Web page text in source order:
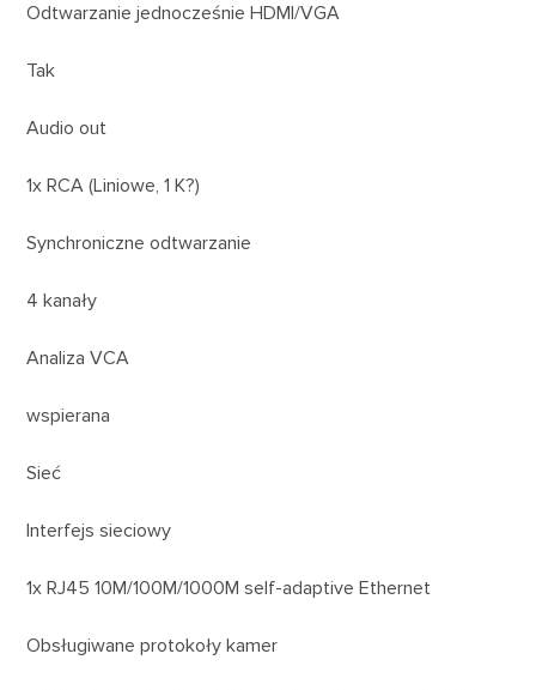
Odtwarzanie jednocześnie HDMI/VGA
Tak
Audio out
1x RCA (Liniowe, 1 K?)
Synchroniczne odtwarzanie
4 kanały
Analiza VCA
wspierana
Sieć
Interfejs sieciowy
1x RJ45 10M/100M/1000M self-adaptive Ethernet
Obsługiwane protokoły kamer